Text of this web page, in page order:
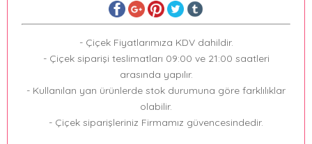
- Çiçek Fiyatlarımıza KDV dahildir.
- Çiçek siparişi teslimatları 09:00 ve 21:00 saatleri
arasında yapılır.
- Kullanılan yan ürünlerde stok durumuna göre farklılıklar
olabilir.
- Çiçek siparişleriniz Firmamız güvencesindedir.